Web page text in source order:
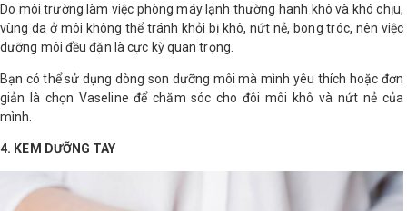
Do môi trường làm việc phòng máy lạnh thường hanh khô và khó chịu,
vùng da ở môi không thể tránh khỏi bị khô, nứt nẻ, bong tróc, nên việc
dưỡng môi đều đặn là cực kỳ quan trọng.
Bạn có thể sử dụng dòng son dưỡng môi mà mình yêu thích hoặc đơn
giản là chọn Vaseline để chăm sóc cho đôi môi khô và nứt nẻ của
mình.
4. KEM DƯỠNG TAY